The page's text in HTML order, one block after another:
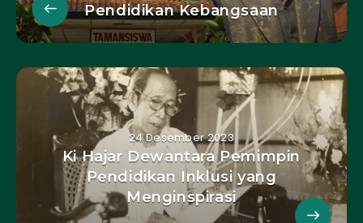
Pendidikan Kebangsaan
24 Desember 2023
Ki Hajar Dewantara Pemimpin
Pendidikan Inklusi yang
Menginspirasi